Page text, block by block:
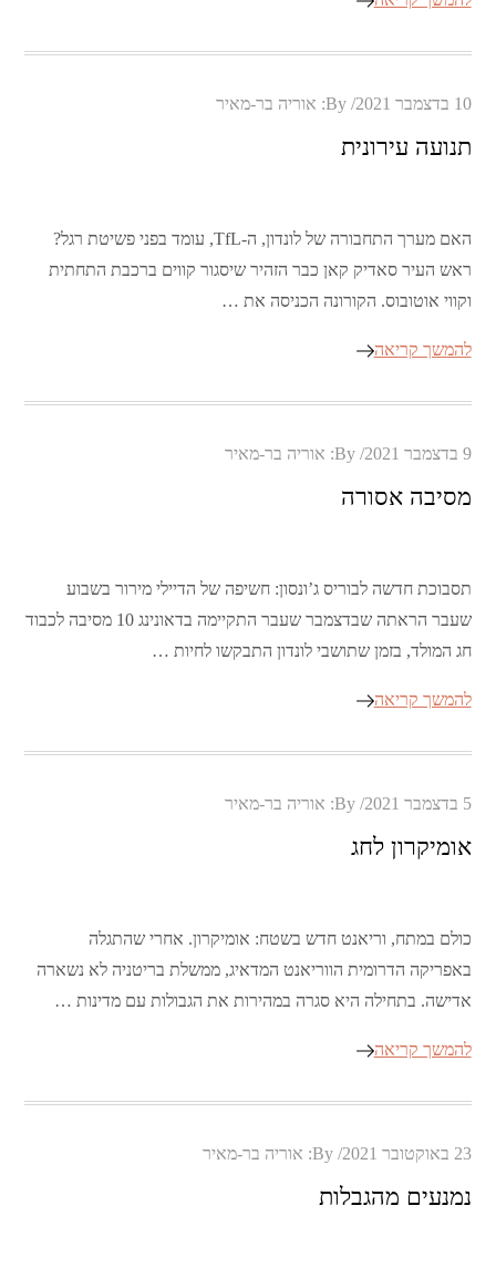
Posted
10 בדצמבר 2021 By: אוריה בר-מאיר
תנועה עירונית
האם מערך התחבורה של לונדון, ה-TfL, עומד בפני פשיטת רגל?
ראש העיר סאדיק קאן כבר הזהיר שיסגור קווים ברכבת התחתית
וקווי אוטובוס. הקורונה הכניסה את …
להמשך קריאה
Posted
9 בדצמבר 2021 By: אוריה בר-מאיר
מסיבה אסורה
תסבוכת חדשה לבוריס ג’ונסון: חשיפה של הדיילי מירור בשבוע
שעבר הראתה שבדצמבר שעבר התקיימה בדאונינג 10 מסיבה לכבוד
חג המולד, בזמן שתושבי לונדון התבקשו לחיות …
להמשך קריאה
Posted
5 בדצמבר 2021 By: אוריה בר-מאיר
אומיקרון לחג
כולם במתח, וריאנט חדש בשטח: אומיקרון. אחרי שהתגלה
באפריקה הדרומית הווריאנט המדאיג, ממשלת בריטניה לא נשארה
אדישה. בתחילה היא סגרה במהירות את הגבולות עם מדינות …
להמשך קריאה
Posted
23 באוקטובר 2021 By: אוריה בר-מאיר
נמנעים מהגבלות